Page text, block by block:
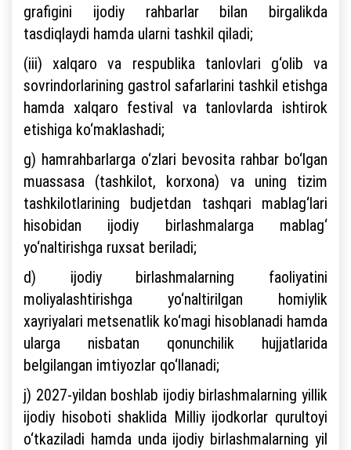
grafigini ijodiy rahbarlar bilan birgalikda
tasdiqlaydi hamda ularni tashkil qiladi;
(iii) xalqaro va respublika tanlovlari g‘olib va
sovrindorlarining gastrol safarlarini tashkil etishga
hamda xalqaro festival va tanlovlarda ishtirok
etishiga ko‘maklashadi;
g) hamrahbarlarga o‘zlari bevosita rahbar bo‘lgan
muassasa (tashkilot, korxona) va uning tizim
tashkilotlarining budjetdan tashqari mablag‘lari
hisobidan ijodiy birlashmalarga mablag‘
yo‘naltirishga ruxsat beriladi;
d) ijodiy birlashmalarning faoliyatini
moliyalashtirishga yo‘naltirilgan homiylik
xayriyalari metsenatlik ko‘magi hisoblanadi hamda
ularga nisbatan qonunchilik hujjatlarida
belgilangan imtiyozlar qo‘llanadi;
j) 2027-yildan boshlab ijodiy birlashmalarning yillik
ijodiy hisoboti shaklida Milliy ijodkorlar qurultoyi
o‘tkaziladi hamda unda ijodiy birlashmalarning yil